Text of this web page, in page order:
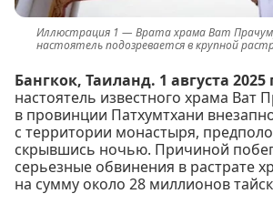
Врата храма Ват
настоятель подозревается в крупной
Бангкок, Таиланд. 1 августа 2025
настоятель известного храма Ват
в провинции Патхумтхани
с территории монастыря,
скрывшись ночью. Причиной
серьезные обвинения в растрате
на сумму около 28 миллионов